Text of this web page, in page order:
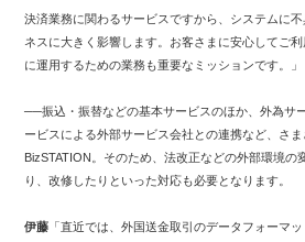
決済業務に関わるサービスですから、システムに
ネスに大きく影響します。お客さまに安心してご
に運用するための業務も重要なミッションです。」
──振込・振替などの基本サービスのほか、外為サ
ービスによる外部サービス会社との連携など、さ
BizSTATION。そのため、法改正などの外部環境の
り、改修したりといった対応も必要となります。
伊藤 「直近では、外国送金取引のデータフォーマ